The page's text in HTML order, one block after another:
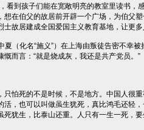
看到孩子们能在宽敞明亮的教室里读书，
想在伯父的故居前开辟一个广场，为伯父
士故居建成全国爱国主义教育基地，让更
化名“施义”）在上海由叛徒告密不幸被
而言：“就是烧成灰，我还是共产党员。”
怕死的不是时候，不是地方。中国人很重
活，也可以叫做虽生犹死，真比鸿毛还轻
死犹生，比泰山还重。人只有一生一死